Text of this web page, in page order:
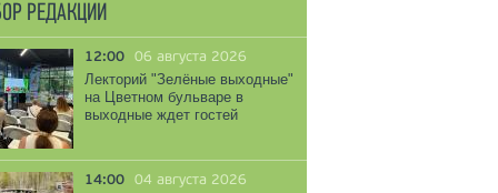
РЕДАКЦИИ
12:00 06 августа 2026
Лекторий "Зелёные выходные"
на Цветном бульваре в
выходные ждет гостей
14:00 04 августа 2026